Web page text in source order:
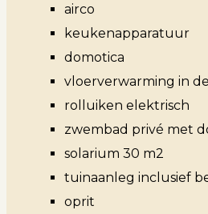
airco
keukenapparatuur
domotica
vloerverwarming in
rolluiken elektrisch
zwembad privé met
solarium 30 m2
tuinaanleg inclusief
oprit